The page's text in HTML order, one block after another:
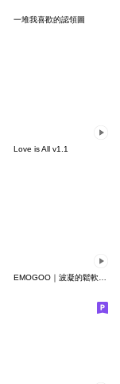
一堆我喜歡的認領圖
Love is All v1.1